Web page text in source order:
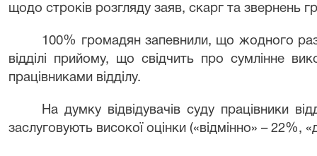
щодо строків розгляду заяв, скарг та звернень
100% громадян запевнили, що жодного
відділі прийому, що свідчить про сумлінне
працівниками відділу.
На думку відвідувачів суду працівники
заслуговують високої оцінки («відмінно» – 22%,